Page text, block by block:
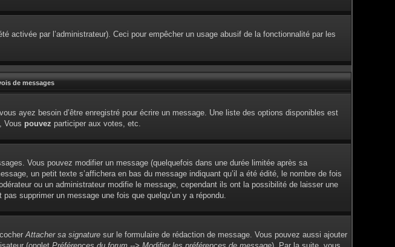
activée par l’administrateur). Ceci pour empêcher un usage abusif de la fonctionnalité par les
de messages
ayez besoin d’être enregistré pour écrire un message. Une liste des options disponibles est
Vous pouvez participer aux votes, etc.
Vous pouvez modifier un message (quelquefois dans une durée limitée après sa
un petit texte s’affichera en bas du message indiquant qu’il a été édité, le nombre de fois
ou un administrateur modifie le message, cependant ils ont la possibilité de laisser une
supprimer un message une fois que quelqu’un y a répondu.
cocherAttacher sa signature sur le formulaire de rédaction de message. Vous pouvez aussi ajouter